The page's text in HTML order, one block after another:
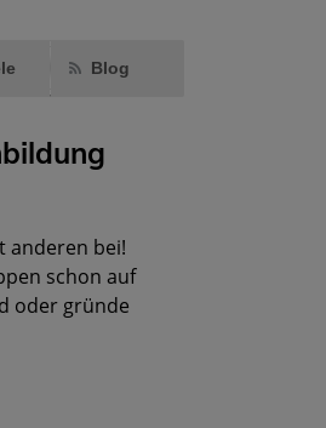
Blog
anderen bei!
schon auf
oder gründe